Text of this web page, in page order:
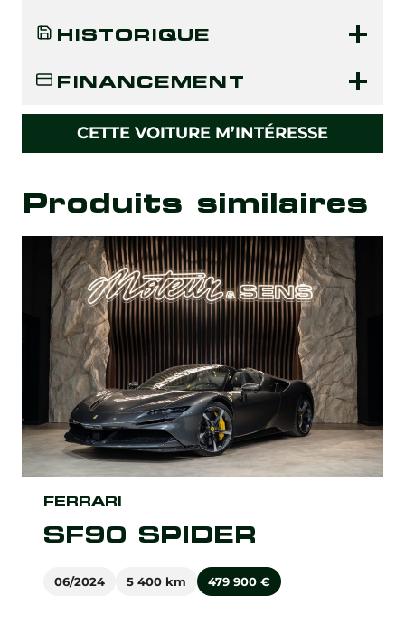
HISTORIQUE
FINANCEMENT
CETTE VOITURE M’INTÉRESSE
Produits similaires
SF90 SPIDER
FERRARI
06/2024 5 400 km 479 900 €